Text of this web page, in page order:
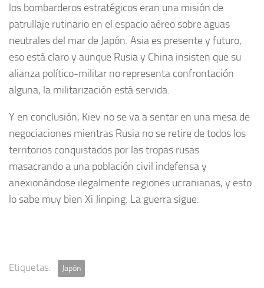
los bombarderos estratégicos eran una misión de
patrullaje rutinario en el espacio aéreo sobre aguas
neutrales del mar de Japón. Asia es presente y futuro,
eso está claro y aunque Rusia y China insisten que su
alianza político-militar no representa confrontación
alguna, la militarización está servida.
Y en conclusión, Kiev no se va a sentar en una mesa de
negociaciones mientras Rusia no se retire de todos los
territorios conquistados por las tropas rusas
masacrando a una población civil indefensa y
anexionándose ilegalmente regiones ucranianas, y esto
lo sabe muy bien Xi Jinping. La guerra sigue.
Etiquetas: Japón